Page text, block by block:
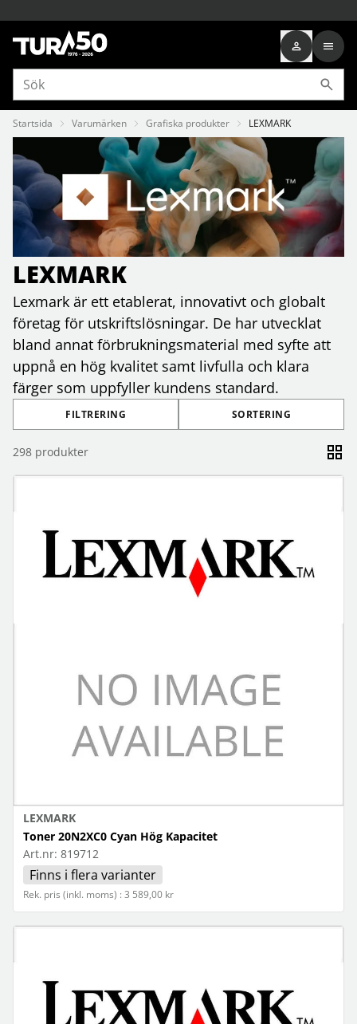
Startsida Varumärken Grafiska produkter LEXMARK
LEXMARK
Lexmark är ett etablerat, innovativt och globalt
företag för utskriftslösningar. De har utvecklat
bland annat förbrukningsmaterial med syfte att
uppnå en hög kvalitet samt livfulla och klara
färger som uppfyller kundens standard.
FILTRERING SORTERING
298 produkter
LEXMARK
Toner 20N2XC0 Cyan Hög Kapacitet
Art.nr: 819712
Finns i flera varianter
Rek. pris (inkl. moms) : 3 589,00 kr